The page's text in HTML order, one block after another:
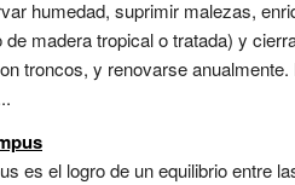
humedad, suprimir malezas,
madera tropical o tratada) y
troncos, y renovarse
es el logro de un equilibrio entre